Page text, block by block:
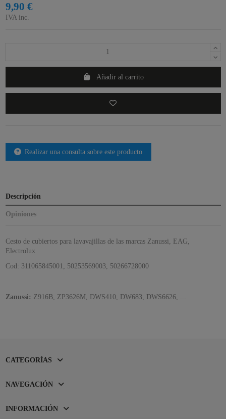
9,90 €
IVA inc.
Añadir al carrito
Realizar una consulta sobre este producto
Descripción
Opiniones
Cesto de cubiertos para lavavajillas de las marcas Zanussi, EAG,
Electrolux
Cod: 311065845001, 50253569003, 50266728000
Zanussi: Z916B, ZP3626M, DWS410, DW683, DWS6626, ...
CATEGORÍAS
NAVEGACIÓN
INFORMACIÓN